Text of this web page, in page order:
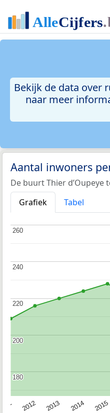
Bekijk de data over
naar meer
Aantal inwoners
De buurt Thier d’Oupeye
Grafiek
Tabel
2012 2013 2014 2015
180
180
200
200
220
220
240
240
260
260